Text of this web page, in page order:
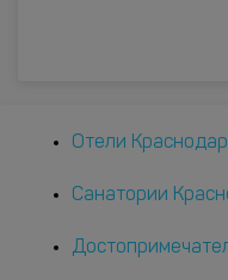
Отели
Санатории